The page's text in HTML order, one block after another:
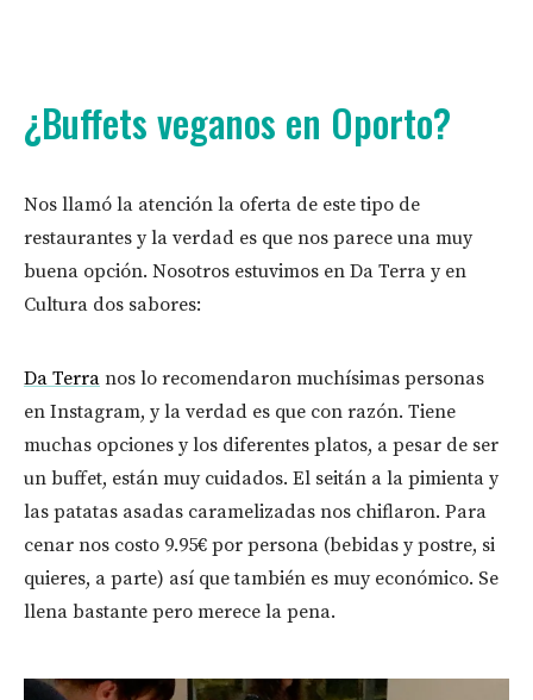
¿Buffets veganos en Oporto?
Nos llamó la atención la oferta de este tipo de
restaurantes y la verdad es que nos parece una muy
buena opción. Nosotros estuvimos en Da Terra y en
Cultura dos sabores:
Da Terra nos lo recomendaron muchísimas personas
en Instagram, y la verdad es que con razón. Tiene
muchas opciones y los diferentes platos, a pesar de ser
un buffet, están muy cuidados. El seitán a la pimienta y
las patatas asadas caramelizadas nos chiflaron. Para
cenar nos costo 9.95€ por persona (bebidas y postre, si
quieres, a parte) así que también es muy económico. Se
llena bastante pero merece la pena.